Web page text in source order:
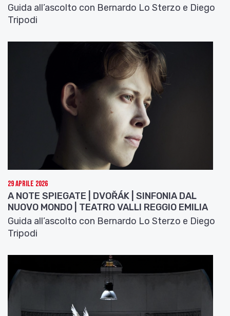
Guida all’ascolto con Bernardo Lo Sterzo e Diego
Tripodi
29 Aprile 2026
A NOTE SPIEGATE | DVOŘÁK | SINFONIA DAL
NUOVO MONDO | TEATRO VALLI REGGIO EMILIA
Guida all’ascolto con Bernardo Lo Sterzo e Diego
Tripodi